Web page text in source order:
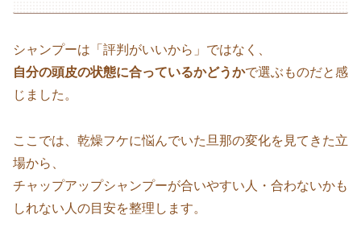
シャンプーは「評判がいいから」ではなく、
自分の頭皮の状態に合っているかどうかで選ぶものだと感
じました。
ここでは、乾燥フケに悩んでいた旦那の変化を見てきた立
場から、
チャップアップシャンプーが合いやすい人・合わないかも
しれない人の目安を整理します。